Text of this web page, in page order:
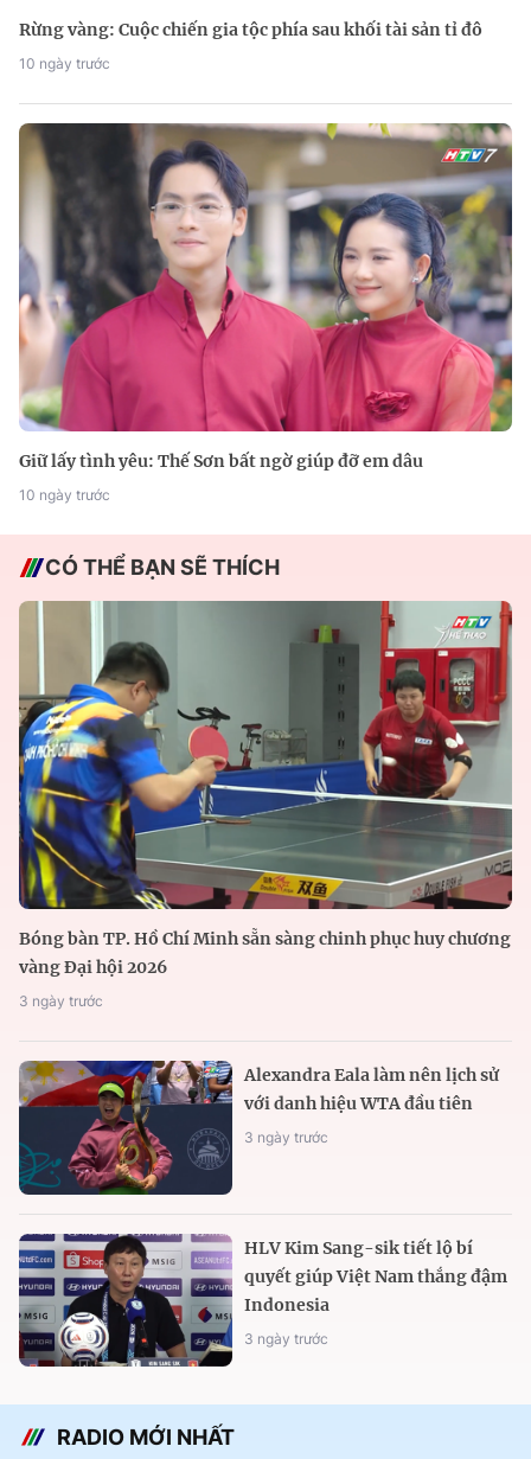
Rừng vàng: Cuộc chiến gia tộc phía sau khối tài sản tỉ đô
10 ngày trước
Giữ lấy tình yêu: Thế Sơn bất ngờ giúp đỡ em dâu
10 ngày trước
CÓ THỂ BẠN SẼ THÍCH
Bóng bàn TP. Hồ Chí Minh sẵn sàng chinh phục huy chương
vàng Đại hội 2026
3 ngày trước
Alexandra Eala làm nên lịch sử
với danh hiệu WTA đầu tiên
3 ngày trước
HLV Kim Sang-sik tiết lộ bí
quyết giúp Việt Nam thắng đậm
Indonesia
3 ngày trước
RADIO MỚI NHẤT